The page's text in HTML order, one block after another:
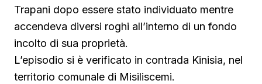
Trapani dopo essere stato individuato mentre
accendeva diversi roghi all’interno di un fondo
incolto di sua proprietà.
L’episodio si è verificato in contrada Kinisia, nel
territorio comunale di Misiliscemi.